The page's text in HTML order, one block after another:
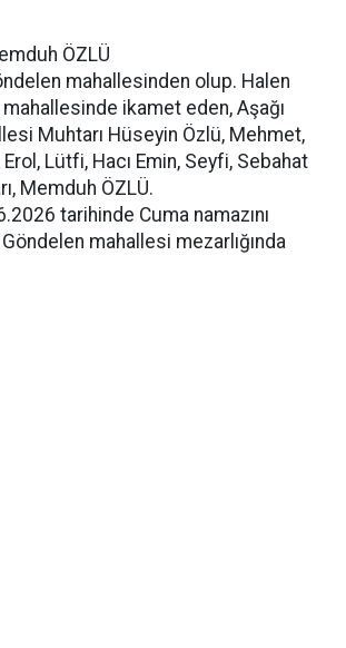
ÖZLÜ
mahallesinden olup. Halen
ikamet eden, Aşağı
Muhtarı Hüseyin Özlü, Mehmet,
Lütfi, Hacı Emin, Seyfi, Sebahat
Memduh ÖZLÜ.
tarihinde Cuma namazını
mahallesi mezarlığında